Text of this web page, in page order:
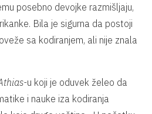
posebno devojke razmišljaju,
Bila je sigurna da postoji
sa kodiranjem, ali nije znala
u koji je oduvek želeo da
i nauke iza kodiranja